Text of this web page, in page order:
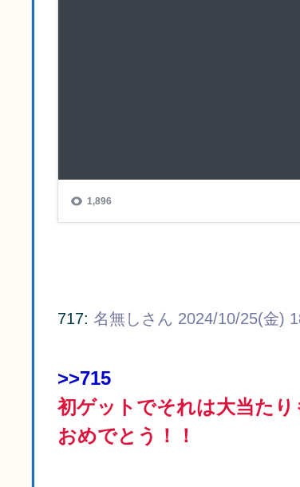
717: 名無しさん 2024/10/25(金)
>>715
初ゲットでそれは大当たり
おめでとう！！